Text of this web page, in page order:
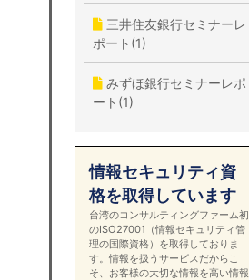
三井住友銀行セミナーレ
ポート(1)
みずほ銀行セミナーレポ
ート(1)
情報セキュリティ資
格を取得しています
台湾のコンサルティングファーム初
のISO27001（情報セキュリティ管
理の国際資格）を取得しておりま
す。情報を扱うサービスだからこ
そ、お客様の大切な情報を高い情報